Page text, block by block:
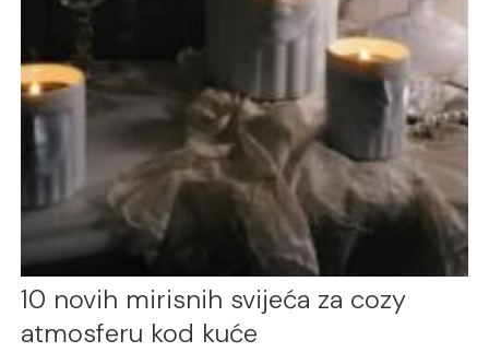
10 novih mirisnih svijeća za cozy
atmosferu kod kuće